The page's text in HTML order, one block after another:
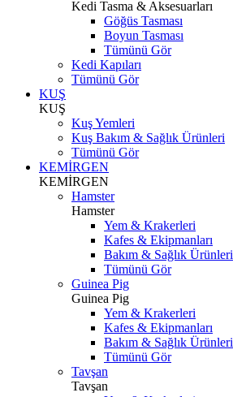
Kedi Tasma & Aksesuarları
Göğüs Tasması
Boyun Tasması
Tümünü Gör
Kedi Kapıları
Tümünü Gör
KUŞ
KUŞ
Kuş Yemleri
Kuş Bakım & Sağlık Ürünleri
Tümünü Gör
KEMİRGEN
KEMİRGEN
Hamster
Hamster
Yem & Krakerleri
Kafes & Ekipmanları
Bakım & Sağlık Ürünleri
Tümünü Gör
Guinea Pig
Guinea Pig
Yem & Krakerleri
Kafes & Ekipmanları
Bakım & Sağlık Ürünleri
Tümünü Gör
Tavşan
Tavşan